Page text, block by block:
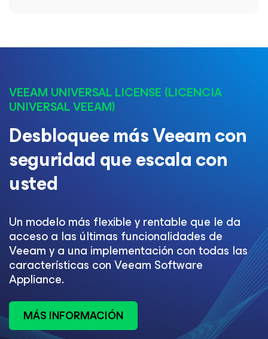
VEEAM UNIVERSAL LICENSE (LICENCIA
UNIVERSAL VEEAM)​
Desbloquee más Veeam con
seguridad que escala con
usted​
Un modelo más flexible y rentable que le da
acceso a las últimas funcionalidades de
Veeam y a una implementación con todas las
características con Veeam Software
Appliance.​
MÁS INFORMACIÓN